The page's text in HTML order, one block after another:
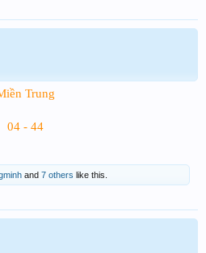
Trung
04 - 44
and 7 others like this.